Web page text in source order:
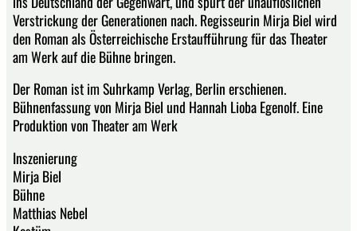
Verstrickung der Generationen nach. Regisseurin Mirja Biel wird
den Roman als Österreichische Erstaufführung für das Theater
am Werk auf die Bühne bringen.
Der Roman ist im Suhrkamp Verlag, Berlin erschienen.
Bühnenfassung von Mirja Biel und Hannah Lioba Egenolf. Eine
Produktion von Theater am Werk
Inszenierung
Mirja Biel
Bühne
Matthias Nebel